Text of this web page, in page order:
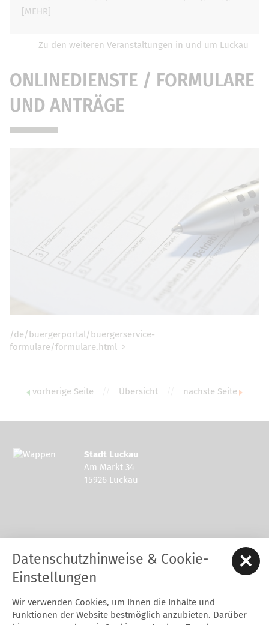
geht …
[MEHR]
Zu den weiteren Veranstaltungen in und um Luckau
ONLINEDIENSTE / FORMULARE
UND ANTRÄGE
/de/buergerportal/buergerservice-
formulare/formulare.html
vorherige Seite Übersicht nächste Seite
Stadt Luckau
Am Markt 34
15926 Luckau
Tel.: 03544 - 594 0
Fax: 03544 - 2948
E-Mail:stadt@luckau.de
Start Karriere Kontakt Datenschutz
Impressum
Datenschutzhinweise & Cookie-
Einstellungen
Wir verwenden Cookies, um Ihnen die Inhalte und
Funktionen der Website bestmöglich anzubieten. Darüber